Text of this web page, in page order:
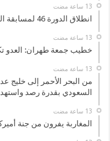
انطلاق الدورة 46 لمسابقة القرآن الدولية في مكة
خطيب جمعة طهران: العدو
من البحر الأحمر إلى خليج
السعودي بقدرة رصد
المغاربة يفرون من جنة